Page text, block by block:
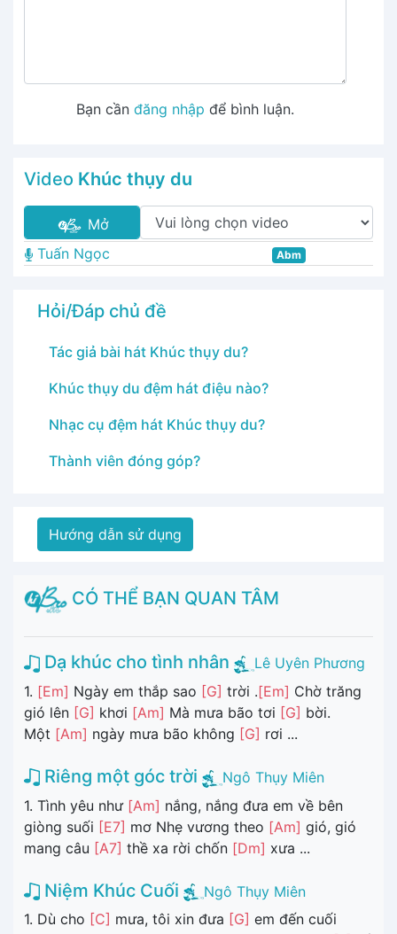
Bạn cần đăng nhập để bình luận.
Video Khúc thụy du
Mở
Tuấn Ngọc
Abm
Hỏi/Đáp chủ đề
Tác giả bài hát Khúc thụy du?
Khúc thụy du đệm hát điệu nào?
Nhạc cụ đệm hát Khúc thụy du?
Thành viên đóng góp?
Hướng dẫn sử dụng
CÓ THỂ BẠN QUAN TÂM
Dạ khúc cho tình nhân
Lê Uyên Phương
1. [Em] Ngày em thắp sao [G] trời .[Em] Chờ trăng
gió lên [G] khơi [Am] Mà mưa bão tơi [G] bời.
Một [Am] ngày mưa bão không [G] rơi ...
Riêng một góc trời
Ngô Thụy Miên
1. Tình yêu như [Am] nắng, nắng đưa em về bên
giòng suối [E7] mơ Nhẹ vương theo [Am] gió, gió
mang câu [A7] thề xa rời chốn [Dm] xưa ...
Niệm Khúc Cuối
Ngô Thụy Miên
1. Dù cho [C] mưa, tôi xin đưa [G] em đến cuối